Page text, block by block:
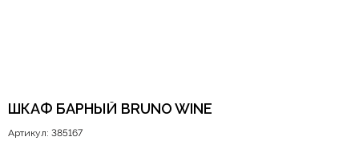
ШКАФ БАРНЫЙ BRUNO WINE
Артикул: 385167